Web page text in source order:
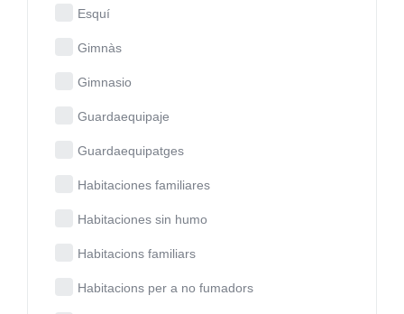
Esquí
Gimnàs
Gimnasio
Guardaequipaje
Guardaequipatges
Habitaciones familiares
Habitaciones sin humo
Habitacions familiars
Habitacions per a no fumadors